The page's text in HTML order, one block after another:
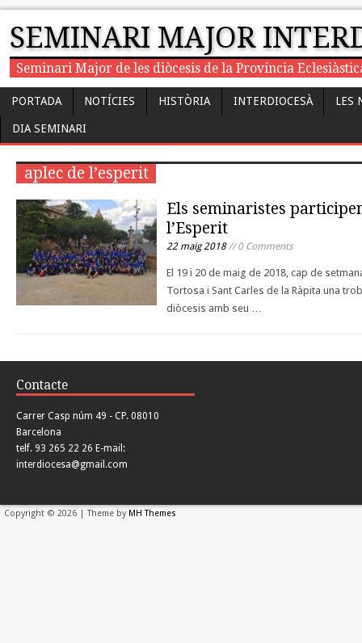
SEMINARI MAJOR
Seminari Major de les diòcesis de la Província
PORTADA NOTÍCIES HISTÒRIA INTERDIOCESÀ LES
DIA SEMINARI
aplec de l’esperit
Els seminaristes
l’Esperit
22 maig 2018// 0 Comments
El 19 i 20 de maig de 2018, cap de
Tortosa i Sant Carles de la Ràpita una
diòcesis amb seu …
Contacte
Carrer Casp núm 49 - CP. 08010
Barcelona
telf. 93 265 22 26 E-mail:
interdiocesa@gmail.com
Copyright © 2026 | Theme by MH Themes